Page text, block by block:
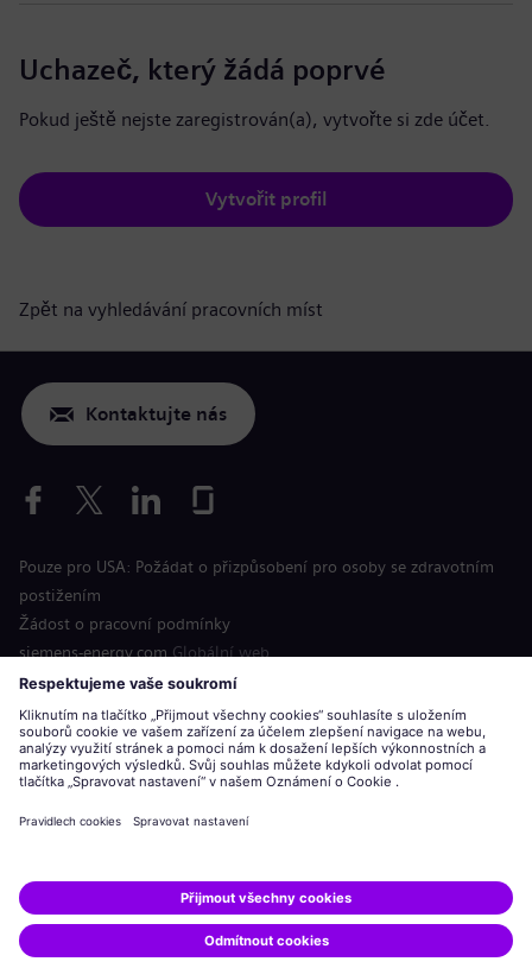
Uchazeč, který žádá poprvé
Pokud ještě nejste zaregistrován(a), vytvořte si zde účet.
Vytvořit profil
Zpět na vyhledávání pracovních míst
Kontaktujte nás
Pouze pro USA: Požádat o přizpůsobení pro osoby se zdravotním
postižením
Žádost o pracovní podmínky
siemens-energy.com Globální web
Informace o společnosti
Oznámení o ochraně osobních údajů
Oznámení o souborech cookie
Podmínky použití
Digitální identifikační číslo
Siemens AG.
© Siemens Energy, 2020 - 2026